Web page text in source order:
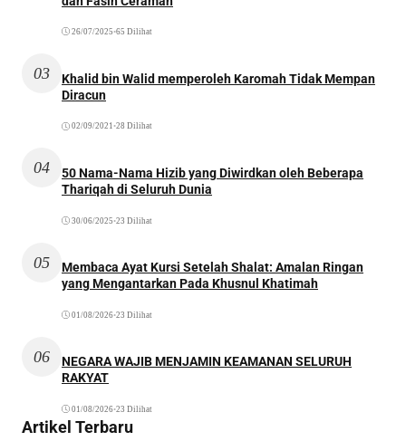
26/07/2025 •65 Dilihat
03
Khalid bin Walid memperoleh Karomah Tidak Mempan
Diracun
02/09/2021 •28 Dilihat
04
50 Nama-Nama Hizib yang Diwirdkan oleh Beberapa
Thariqah di Seluruh Dunia
30/06/2025 •23 Dilihat
05
Membaca Ayat Kursi Setelah Shalat: Amalan Ringan
yang Mengantarkan Pada Khusnul Khatimah
01/08/2026•23 Dilihat
06
NEGARA WAJIB MENJAMIN KEAMANAN SELURUH
RAKYAT
01/08/2026•23 Dilihat
Artikel Terbaru